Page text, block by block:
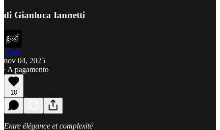
di Gianluca Iannetti
Blast
nov 04, 2025
∙ A pagamento
10
Entre élégance et complexité